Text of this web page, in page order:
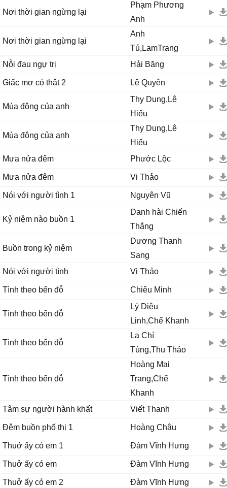
Nơi thời gian ngừng lại
Phạm Phương
Anh
Nơi thời gian ngừng lại
Anh
Tú,LamTrang
Nỗi đau ngự trị
Hải Băng
Giấc mơ có thật 2 Lệ Quyên
Mùa đông của anh
Thy Dung,Lê
Hiếu
Mùa đông của anh
Thy Dung,Lê
Hiếu
Mưa nửa đêm
Phước Lộc
Mưa nửa đêm Vi Thảo
Nói với người tình 1 Nguyên Vũ
Kỷ niệm nào buồn 1
Danh hài Chiến
Thắng
Buồn trong kỷ niệm
Dương Thanh
Sang
Nói với người tình
Vi Thảo
Tình theo bến đỗ Chiêu Minh
Tình theo bến đỗ
Lý Diệu
Linh,Chế Khanh
Tình theo bến đỗ
La Chí
Tùng,Thu Thảo
Tình theo bến đỗ
Hoàng Mai
Trang,Chế
Khanh
Tâm sự người hành khất
Viết Thanh
Đêm buồn phố thị 1 Hoàng Châu
Thuở ấy có em 1 Đàm Vĩnh Hưng
Thuở ấy có em Đàm Vĩnh Hưng
Thuở ấy có em 2 Đàm Vĩnh Hưng